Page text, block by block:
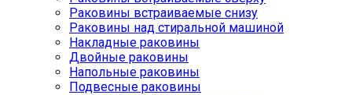
Раковины встраиваемые снизу
Раковины над стиральной машиной
Накладные раковины
Двойные раковины
Напольные раковины
Подвесные раковины